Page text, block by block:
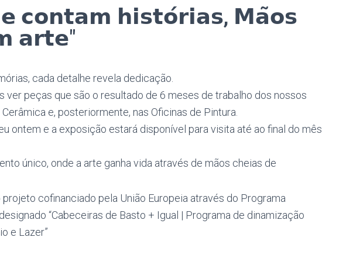
𝗰𝗼𝗻𝘁𝗮𝗺 𝗵𝗶𝘀𝘁𝗼́𝗿𝗶𝗮𝘀, 𝗠𝗮̃𝗼𝘀
𝗮𝗿𝘁𝗲"
cada detalhe revela dedicação.
ver peças que são o resultado de 6 meses de trabalho dos nossos
e, posteriormente, nas Oficinas de Pintura.
ontem e a exposição estará disponível para visita até ao final do mês
único, onde a arte ganha vida através de mãos cheias de
cofinanciado pela União Europeia através do Programa
“Cabeceiras de Basto + Igual | Programa de dinamização
e Lazer”